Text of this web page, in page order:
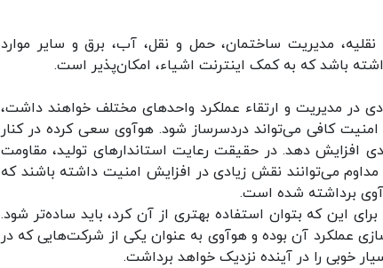
مدیریت ساختمان، حمل و نقل، آب، برق و سایر موارد
باشد که به کمک اینترنت اشیاء، امکان‌پذیر است.
در مدیریت و ارتقاء عملکرد واحدهای مختلف خواهند داشت،
کافی می‌تواند دردسرساز شود. هوآوی سعی کرده در کنار
افزایش دهد. در حقیقت رعایت استاندارهای تولید، مقاومت
مداوم می‌توانند نقش زیادی در افزایش امنیت داشته باشند که
برداشته شده است.
این که بتوان استفاده بهتری از آن کرد، باید ساده‌تر شود.
عملکرد آن بوده و هوآوی به عنوان یکی از شرکت‌هایی که در
خوبی را در آینده نزدیک خواهد برداشت.